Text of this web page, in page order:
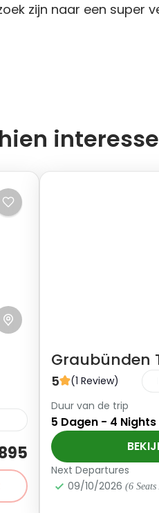
zijn naar een super
Graubünden
5 (1 Review)
Verken met ons
mekka van
Gevorderd
1-9 Personen
Duur van de trip
5 Dagen - 4 Nights
Next Departures
09/10/2026 (6